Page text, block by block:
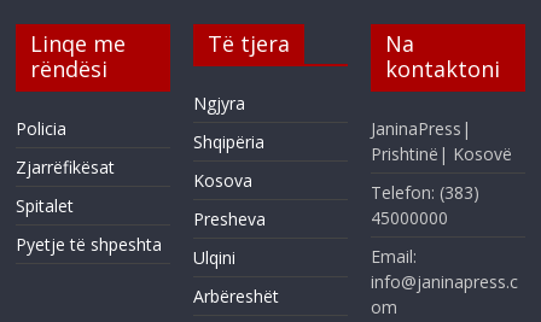
Linqe me
rëndësi
Policia
Zjarrëfikësat
Spitalet
Pyetje të shpeshta
Të tjera
Ngjyra
Shqipëria
Kosova
Presheva
Ulqini
Arbëreshët
Na
kontaktoni
JaninaPress|
Prishtinë| Kosovë
Telefon: (383)
45000000
Email:
info@janinapress.c
om